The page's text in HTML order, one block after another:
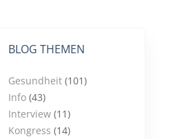
BLOG THEMEN
Gesundheit (101)
Info (43)
Interview (11)
Kongress (14)